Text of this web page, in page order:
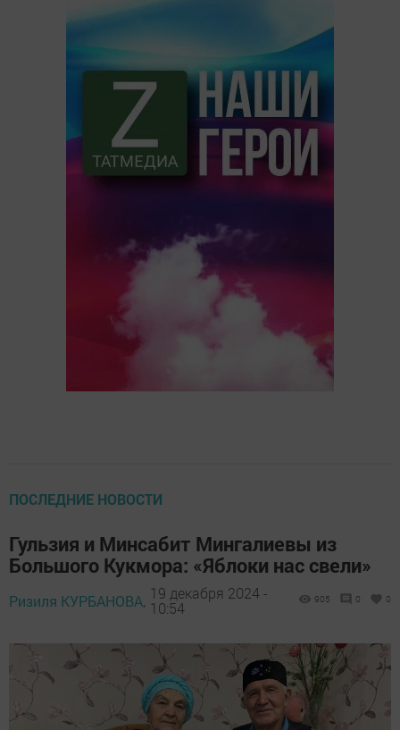
ПОСЛЕДНИЕ НОВОСТИ
Гульзия и Минсабит Мингалиевы из
Большого Кукмора: «Яблоки нас свели»
Ризиля КУРБАНОВА, 19 декабря 2024 -
10:54
905 0 0